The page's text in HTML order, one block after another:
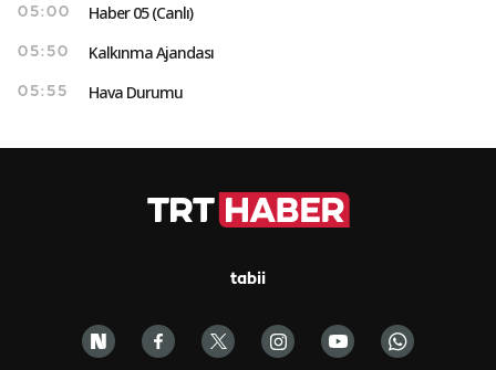
05:00 Haber 05 (Canlı)
05:50 Kalkınma Ajandası
05:55 Hava Durumu
tabii